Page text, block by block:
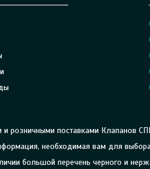
розничными поставками Клапанов
необходимая вам для
большой перечень черного и